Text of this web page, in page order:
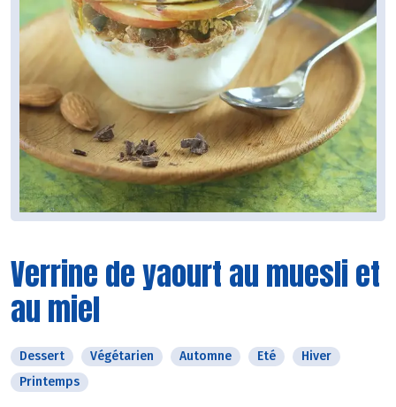
Verrine de yaourt au muesli et
au miel
Dessert Végétarien Automne Eté
Hiver
Printemps